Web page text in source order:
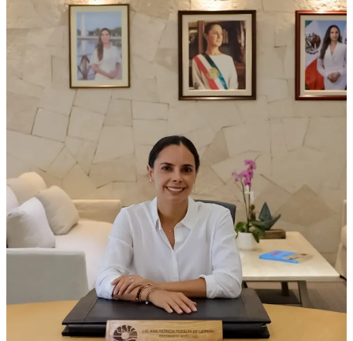
Discusión sobre este post
Comentarios Restacks
Lo mejor de Último Debates